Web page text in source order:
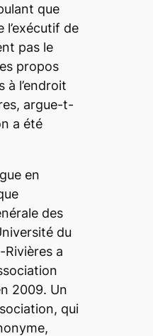
que
l’exécutif de
pas le
propos
à l’endroit
argue-t-
a été
en
des
du
Rivières a
2009. Un
qui